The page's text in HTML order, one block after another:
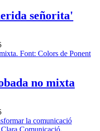
señorita'
no mixta